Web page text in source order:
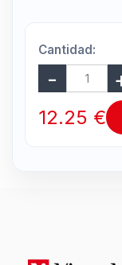
Cantidad:
12.25 €